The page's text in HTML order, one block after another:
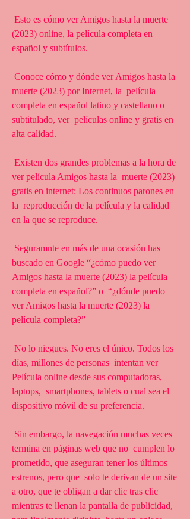
(2023) online, la película completa en
español y subtítulos.
muerte (2023) por Internet, la  película
completa en español latino y castellano o
subtitulado, ver  películas online y gratis en
alta calidad.
ver película Amigos hasta la  muerte (2023)
gratis en internet: Los continuos parones en
la  reproducción de la película y la calidad
en la que se reproduce.
buscado en Google “¿cómo puedo ver
Amigos hasta la muerte (2023) la película
completa en español?” o  “¿dónde puedo
ver Amigos hasta la muerte (2023) la
película completa?”
días, millones de personas  intentan ver
Película online desde sus computadoras,
laptops,  smartphones, tablets o cual sea el
dispositivo móvil de su preferencia.
termina en páginas web que no  cumplen lo
prometido, que aseguran tener los últimos
estrenos, pero que  solo te derivan de un site
a otro, que te obligan a dar clic tras clic
mientras te llenan la pantalla de publicidad,